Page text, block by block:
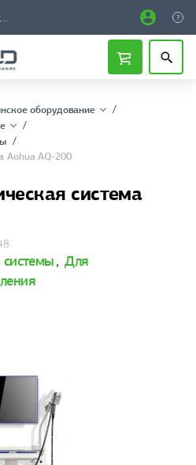
федеральный округ
оборудование
Aohua AQ-200
система
, Для